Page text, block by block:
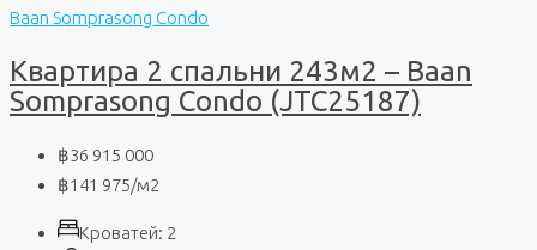
Baan Somprasong Condo
Квартира 2 спальни 243м2 – Baan
Somprasong Condo (JTC25187)
฿36 915 000
฿141 975/м2
Кроватей: 2